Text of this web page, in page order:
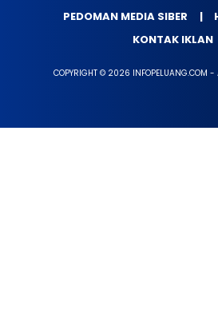
PEDOMAN MEDIA SIBER
KONTAK IKLAN
COPYRIGHT © 2026 INFOPELUANG.COM -